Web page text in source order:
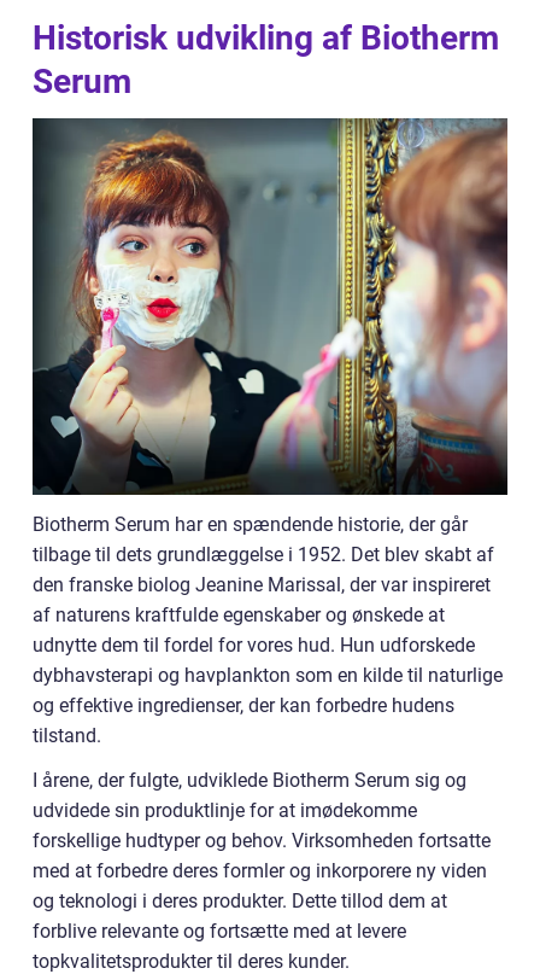
Historisk udvikling af Biotherm
Serum
Biotherm Serum har en spændende historie, der går
tilbage til dets grundlæggelse i 1952. Det blev skabt af
den franske biolog Jeanine Marissal, der var inspireret
af naturens kraftfulde egenskaber og ønskede at
udnytte dem til fordel for vores hud. Hun udforskede
dybhavsterapi og havplankton som en kilde til naturlige
og effektive ingredienser, der kan forbedre hudens
tilstand.
I årene, der fulgte, udviklede Biotherm Serum sig og
udvidede sin produktlinje for at imødekomme
forskellige hudtyper og behov. Virksomheden fortsatte
med at forbedre deres formler og inkorporere ny viden
og teknologi i deres produkter. Dette tillod dem at
forblive relevante og fortsætte med at levere
topkvalitetsprodukter til deres kunder.